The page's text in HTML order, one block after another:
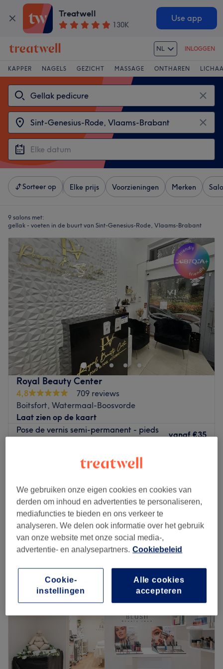
Treatwell
130K
Use app
NL INLOGGEN
KAPPER NAGELS GEZICHT MASSAGE ONTHAREN
Sorteer op Elke prijs Voorzieningen Merken
9 salons met:
gellak - voeten in de buurt van Sint-Genesius-Rode, Vlaams-Brabant
Royal Beauty Center
4,8
709 reviews
Boitsfort, Watermaal-Boosvorde
Laat zien op de kaart
Pose de vernis semi-permanent - pieds
vanaf €35
Dépose de vernis semi-permanent - pieds
Dépose et pose de vernis semi-
permanent - pieds
35 min - 1 u
vanaf €55
Kort overzicht salongegevens
Maandag 09:00–18:00
Woensdag
09:00–18:00
Donderdag
09:00–18:00
Vrijdag
09:00–17:30
Zaterdag
10:30–17:00
Gesloten
Bienvenue chez Royal Beauty Center, votre espace
beauté premium situé à Watermael-Boitsfort, à deux pas
We gebruiken onze eigen cookies en cookies van
derden om inhoud en advertenties te personaliseren,
mediafuncties te bieden en ons verkeer te
analyseren. We delen ook informatie over het gebruik
van onze website met onze social media-,
advertentie- en analysepartners. Cookiebeleid
Alle cookies
accepteren
Cookie-
instellingen